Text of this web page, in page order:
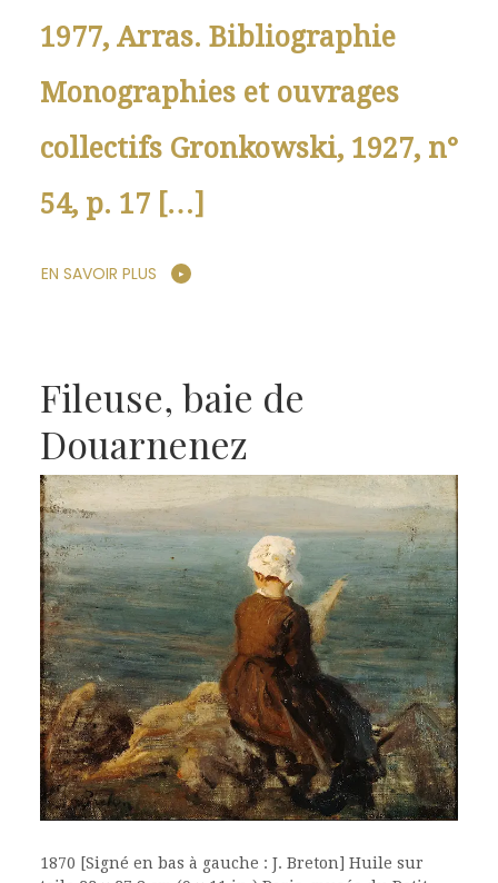
1977, Arras. Bibliographie
Monographies et ouvrages
collectifs Gronkowski, 1927, n°
54, p. 17 […]
EN SAVOIR PLUS
Fileuse, baie de
Douarnenez
1870 [Signé en bas à gauche : J. Breton] Huile sur